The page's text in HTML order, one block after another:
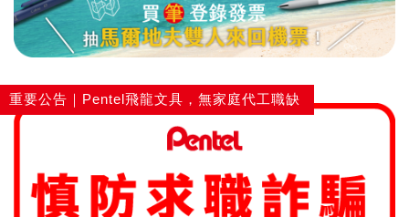
重要公告｜Pentel飛龍文具，無家庭代工職缺